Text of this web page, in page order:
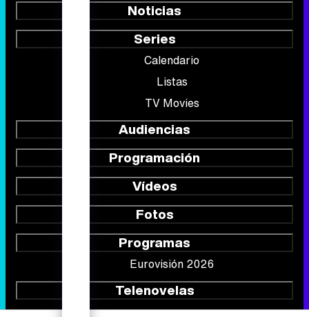
Noticias
Series
Calendario
Listas
TV Movies
Audiencias
Programación
Vídeos
Fotos
Programas
Eurovisión 2026
Telenovelas